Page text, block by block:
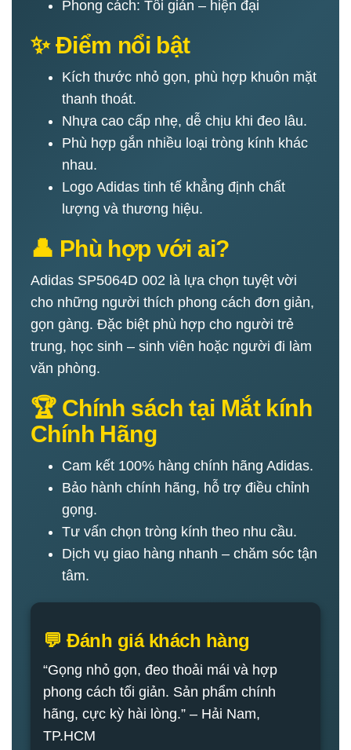
Phong cách: Tối giản – hiện đại
✨ Điểm nổi bật
Kích thước nhỏ gọn, phù hợp khuôn mặt
thanh thoát.
Nhựa cao cấp nhẹ, dễ chịu khi đeo lâu.
Phù hợp gắn nhiều loại tròng kính khác
nhau.
Logo Adidas tinh tế khẳng định chất
lượng và thương hiệu.
👤 Phù hợp với ai?
Adidas SP5064D 002 là lựa chọn tuyệt vời
cho những người thích phong cách đơn giản,
gọn gàng. Đặc biệt phù hợp cho người trẻ
trung, học sinh – sinh viên hoặc người đi làm
văn phòng.
🏆 Chính sách tại Mắt kính
Chính Hãng
Cam kết 100% hàng chính hãng Adidas.
Bảo hành chính hãng, hỗ trợ điều chỉnh
gọng.
Tư vấn chọn tròng kính theo nhu cầu.
Dịch vụ giao hàng nhanh – chăm sóc tận
tâm.
💬 Đánh giá khách hàng
“Gọng nhỏ gọn, đeo thoải mái và hợp
phong cách tối giản. Sản phẩm chính
hãng, cực kỳ hài lòng.” – Hải Nam,
TP.HCM